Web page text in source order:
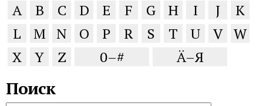
A B C D E F G H I J
K
L
M N O P R S T U V W
X
Y Z 0–# Ä–Я
Поиск